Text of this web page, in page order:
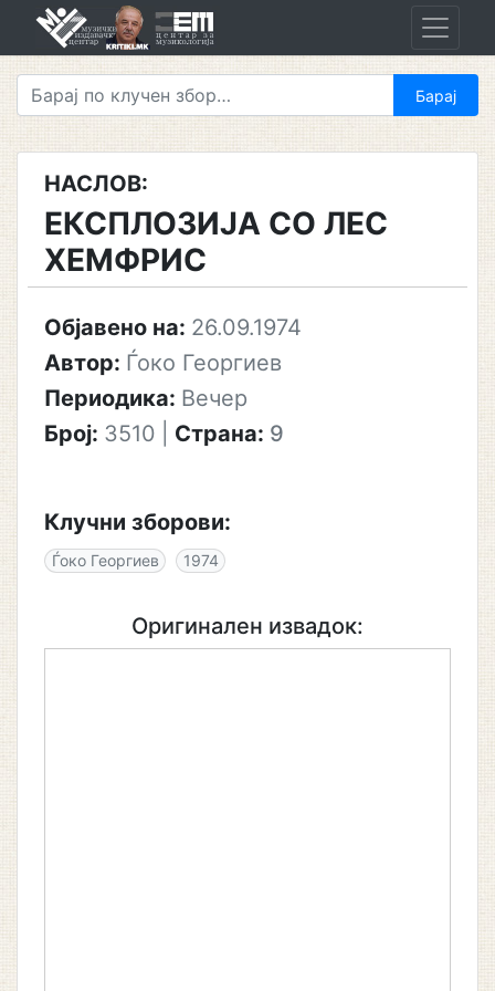
НАСЛОВ:
ЕКСПЛОЗИЈА СО ЛЕС
ХЕМФРИС
Објавено на: 26.09.1974
Автор: Ѓоко Георгиев
Периодика: Вечер
Број: 3510 Страна: 9
Клучни зборови:
Ѓоко Георгиев 1974
Оригинален извадок: